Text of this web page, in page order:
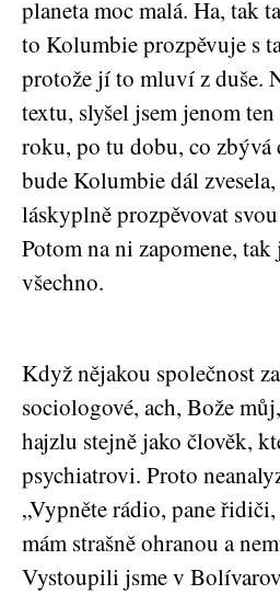
planeta moc malá. Ha, tak
to Kolumbie prozpěvuje s
protože jí to mluví z duše.
textu, slyšel jsem jenom
roku, po tu dobu, co zbývá
bude Kolumbie dál
láskyplně prozpěvovat
Potom na ni zapomene,
všechno.
Když nějakou společnost
sociologové, ach, Bože
hajzlu stejně jako člověk,
psychiatrovi. Proto
„Vypněte rádio, pane
mám strašně ohranou a
Vystoupili jsme v